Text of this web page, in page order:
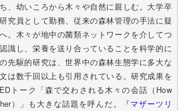
、幼いころから木々や自然に親しむ。大学卒
究員として勤務、従来の森林管理の手法に疑
。木々が地中の菌類ネットワークを介してつ
識し、栄養を送り合っていることを科学的に
先駆的研究は、世界中の森林生態学に多大な
は数千回以上も引用されている。研究成果を
トーク「森で交わされる木々の会話（How
）」も大きな話題を呼んだ。『マザーツリ